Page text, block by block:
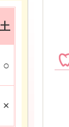
土
○
×